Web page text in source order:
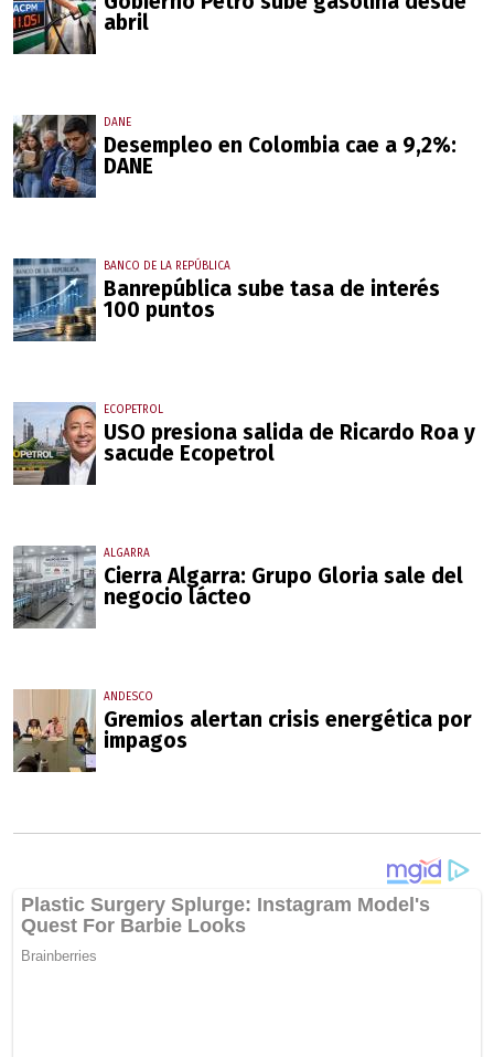
abril
DANE
Desempleo en Colombia cae a 9,2%:
DANE
BANCO DE LA REPÚBLICA
Banrepública sube tasa de interés
100 puntos
ECOPETROL
USO presiona salida de Ricardo Roa y
sacude Ecopetrol
ALGARRA
Cierra Algarra: Grupo Gloria sale del
negocio lácteo
ANDESCO
Gremios alertan crisis energética por
impagos